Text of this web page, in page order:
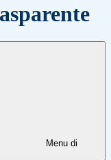
Menu di